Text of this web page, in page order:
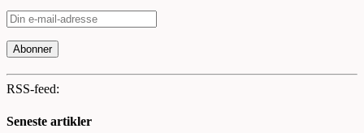
RSS-feed:
Seneste artikler